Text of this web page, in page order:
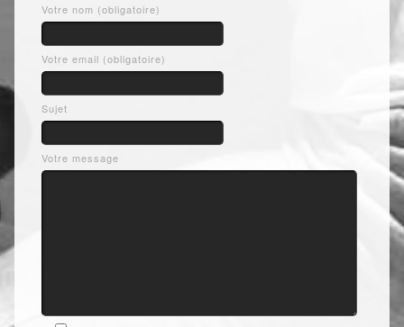
Votre nom (obligatoire)
Votre email (obligatoire)
Sujet
Votre message